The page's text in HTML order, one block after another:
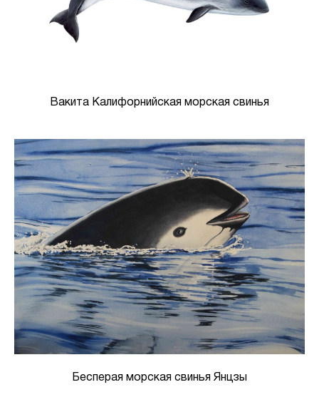
Вакита Калифорнийская морская свинья
Бесперая морская свинья Янцзы